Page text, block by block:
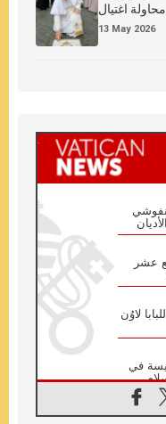
اغتيال
13 May 2026
عشر
لاوُن
الكنيسة في